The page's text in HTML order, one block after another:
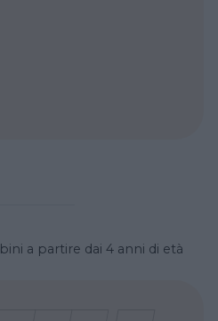
a partire dai 4 anni di età